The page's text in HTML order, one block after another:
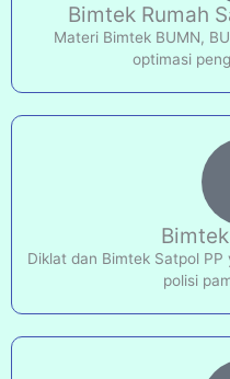
Bimtek Rumah
Materi Bimtek BUMN,
optimasi
Diklat dan Bimtek Satpol
polisi